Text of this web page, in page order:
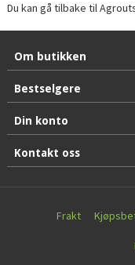
Du kan gå tilbake til
Om butikken
Bestselgere
Din konto
Kontakt oss
Frakt